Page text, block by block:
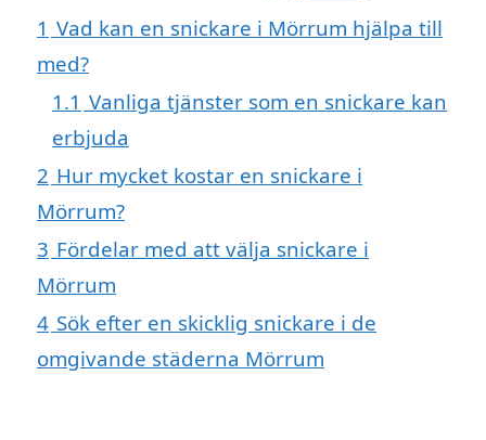
1 Vad kan en snickare i Mörrum hjälpa till
med?
1.1 Vanliga tjänster som en snickare kan
erbjuda
2 Hur mycket kostar en snickare i
Mörrum?
3 Fördelar med att välja snickare i
Mörrum
4 Sök efter en skicklig snickare i de
omgivande städerna Mörrum